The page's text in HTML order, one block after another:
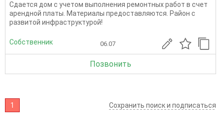
Сдается дом с учетом выполнения ремонтных работ в счет
арендной платы. Материалы предоставляются. Район с
развитой инфраструктурой!
Собственник 06.07
Позвонить
1 Сохранить поиск и подписаться